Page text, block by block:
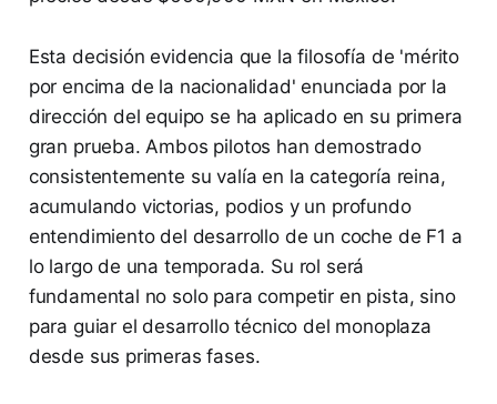
Esta decisión evidencia que la filosofía de 'mérito
por encima de la nacionalidad' enunciada por la
dirección del equipo se ha aplicado en su primera
gran prueba. Ambos pilotos han demostrado
consistentemente su valía en la categoría reina,
acumulando victorias, podios y un profundo
entendimiento del desarrollo de un coche de F1 a
lo largo de una temporada. Su rol será
fundamental no solo para competir en pista, sino
para guiar el desarrollo técnico del monoplaza
desde sus primeras fases.